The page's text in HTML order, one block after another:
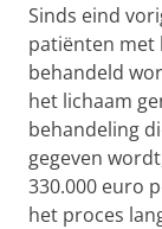
Sinds eind
patiënten met
behandeld
het lichaam
behandeling
gegeven
330.000 euro
het proces